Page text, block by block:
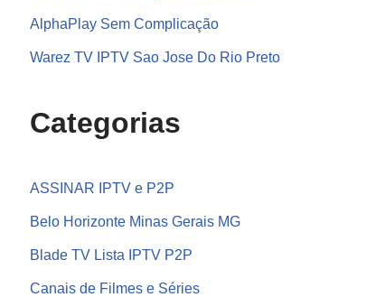
AlphaPlay Sem Complicação
Warez TV IPTV Sao Jose Do Rio Preto
Categorias
ASSINAR IPTV e P2P
Belo Horizonte Minas Gerais MG
Blade TV Lista IPTV P2P
Canais de Filmes e Séries